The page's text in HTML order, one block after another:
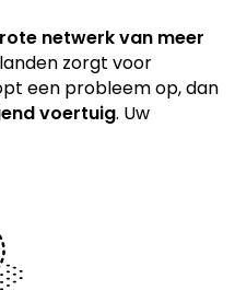
netwerk van meer
zorgt voor
een probleem op, dan
voertuig. Uw